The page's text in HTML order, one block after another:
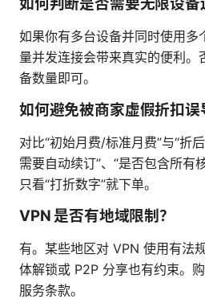
如何判断是否需要无限设备
如果你有多台设备并同时使用多
量并发连接会带来真实的便利。
备数量即可。
如何避免被商家虚假折扣误
对比“初始月费/标准月费”与“折
需要自动续订”、“是否包含所有
只看“打折数字”就下单。
VPN 是否有地域限制？
有。某些地区对 VPN 使用有法
体解锁或 P2P 分享也有约束。
服务条款。